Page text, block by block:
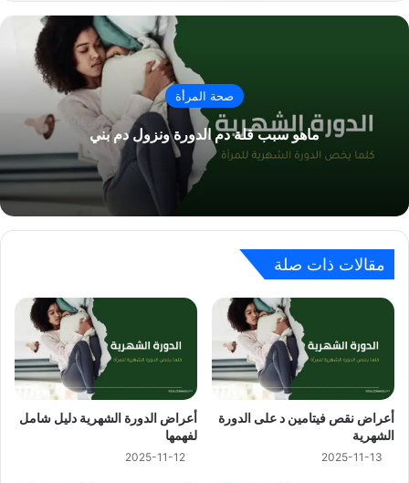
صحة المرأة
ماهو سبب قلة دم الدورة ونزول دم بني
مقالات ذات صلة
أعراض نقص فيتامين د على الدورة
الشهرية
2025-11-13
أعراض الدورة الشهرية دليل شامل
لفهمها
2025-11-12